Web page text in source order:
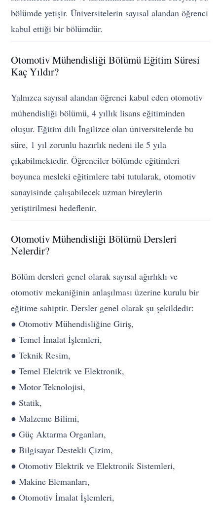
bölümde yetişir. Üniversitelerin sayısal alandan öğrenci
kabul ettiği bir bölümdür.
Otomotiv Mühendisliği Bölümü Eğitim Süresi
Kaç Yıldır?
Yalnızca sayısal alandan öğrenci kabul eden otomotiv
mühendisliği bölümü, 4 yıllık lisans eğitiminden
oluşur. Eğitim dili İngilizce olan üniversitelerde bu
süre, 1 yıl zorunlu hazırlık nedeni ile 5 yıla
çıkabilmektedir. Öğrenciler bölümde eğitimleri
boyunca mesleki eğitimlere tabi tutularak, otomotiv
sanayisinde çalışabilecek uzman bireylerin
yetiştirilmesi hedeflenir.
Otomotiv Mühendisliği Bölümü Dersleri
Nelerdir?
Bölüm dersleri genel olarak sayısal ağırlıklı ve
otomotiv mekaniğinin anlaşılması üzerine kurulu bir
eğitime sahiptir. Dersler genel olarak şu şekildedir:
● Otomotiv Mühendisliğine Giriş,
● Temel İmalat İşlemleri,
● Teknik Resim,
● Temel Elektrik ve Elektronik,
● Motor Teknolojisi,
● Statik,
● Malzeme Bilimi,
● Güç Aktarma Organları,
● Bilgisayar Destekli Çizim,
● Otomotiv Elektrik ve Elektronik Sistemleri,
● Makine Elemanları,
● Otomotiv İmalat İşlemleri,